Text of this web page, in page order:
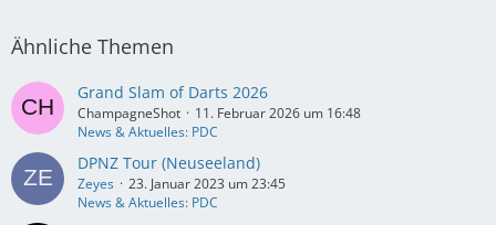
Ähnliche Themen
Grand Slam of Darts 2026
ChampagneShot
11. Februar 2026 um 16:48
News & Aktuelles: PDC
DPNZ Tour (Neuseeland)
Zeyes
23. Januar 2023 um 23:45
News & Aktuelles: PDC